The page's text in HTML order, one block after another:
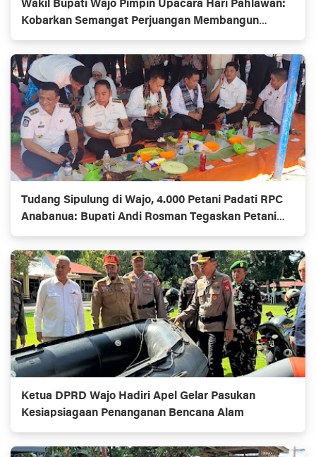
Wakil Bupati Wajo Pimpin Upacara Hari Pahlawan:
Kobarkan Semangat Perjuangan Membangun
Daerah
Tudang Sipulung di Wajo, 4.000 Petani Padati RPC
Anabanua: Bupati Andi Rosman Tegaskan Petani
Adalah Pejuang Pangan
Ketua DPRD Wajo Hadiri Apel Gelar Pasukan
Kesiapsiagaan Penanganan Bencana Alam